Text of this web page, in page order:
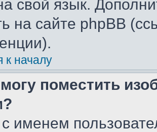
свой язык.
на сайте phpBB
к началу
поместить
именем